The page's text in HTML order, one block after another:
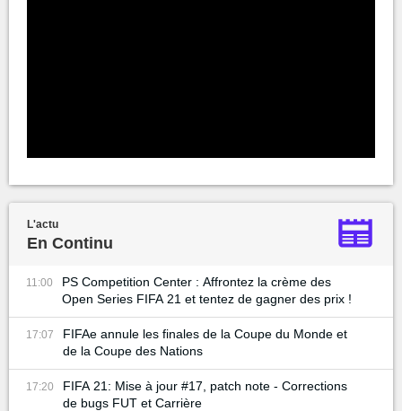
L'actu
En Continu
11:00
PS Competition Center : Affrontez la crème des
Open Series FIFA 21 et tentez de gagner des prix !
17:07
FIFAe annule les finales de la Coupe du Monde et
de la Coupe des Nations
17:20
FIFA 21: Mise à jour #17, patch note - Corrections
de bugs FUT et Carrière